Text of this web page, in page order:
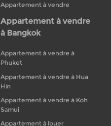
Appartement à vendre
Appartement à vendre
à Bangkok
Appartement à vendre à
Phuket
Appartement à vendre à Hua
Hin
Appartement à vendre à Koh
Samui
Appartement à louer